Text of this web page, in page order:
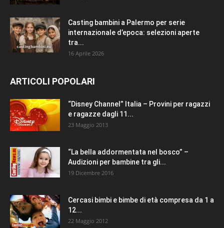
Casting bambini a Palermo per serie
internazionale d’epoca: selezioni aperte
tra...
16 Aprile 2026
ARTICOLI POPOLARI
“Disney Channel” Italia – Provini per ragazzi
e ragazze dagli 11...
23 Maggio 2013
“La bella addormentata nel bosco” –
Audizioni per bambine tra gli...
19 Dicembre 2016
Cercasi bimbi e bimbe di età compresa da 1 a
12...
22 Maggio 2012